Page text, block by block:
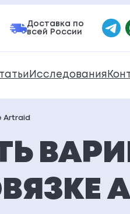
Доставка по
всей России
Исследования
Artraid